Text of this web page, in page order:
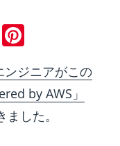
In
er
e
st
ンジニアがこの
by AWS」
した。